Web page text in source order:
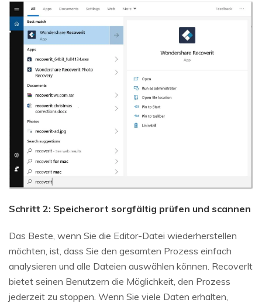
Schritt 2: Speicherort sorgfältig prüfen und scannen
Das Beste, wenn Sie die Editor-Datei wiederherstellen
möchten, ist, dass Sie den gesamten Prozess einfach
analysieren und alle Dateien auswählen können. RecoverIt
bietet seinen Benutzern die Möglichkeit, den Prozess
jederzeit zu stoppen. Wenn Sie viele Daten erhalten,